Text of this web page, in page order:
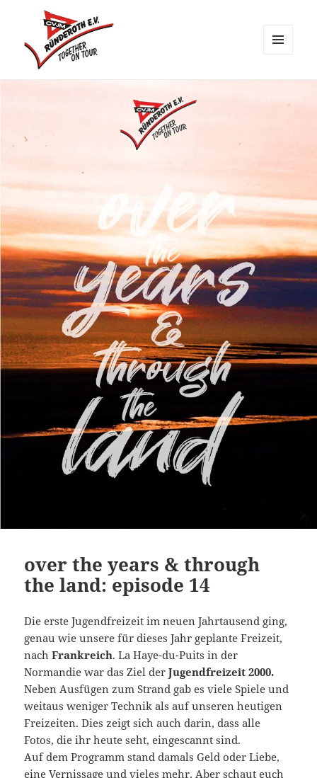
over the years & through
the land: episode 14
Die erste Jugendfreizeit im neuen Jahrtausend ging,
genau wie unsere für dieses Jahr geplante Freizeit,
nachFrankreich. La Haye-du-Puits in der
Normandie war das Ziel derJugendfreizeit 2000.
Neben Ausfügen zum Strand gab es viele Spiele und
weitaus weniger Technik als auf unseren heutigen
Freizeiten. Dies zeigt sich auch darin, dass alle
Fotos, die ihr heute seht, eingescannt sind.
Auf dem Programm stand damals Geld oder Liebe,
eine Vernissage und vieles mehr. Aber schaut euch